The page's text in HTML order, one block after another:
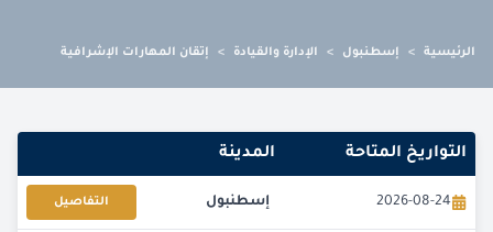
الرئيسية > إسطنبول > الإدارة والقيادة > إتقان المهارات الإشرافية
التواريخ المتاحة المدينة
2026-08-24 إسطنبول التفاصيل